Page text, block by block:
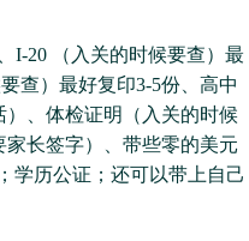
20 （入关的时候要查）最
查）最好复印3-5份、高中
、体检证明（入关的时候
家长签字）、带些零的美元
学历公证；还可以带上自己